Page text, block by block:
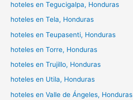
hoteles en Tegucigalpa, Honduras
hoteles en Tela, Honduras
hoteles en Teupasenti, Honduras
hoteles en Torre, Honduras
hoteles en Trujillo, Honduras
hoteles en Utila, Honduras
hoteles en Valle de Ángeles, Honduras